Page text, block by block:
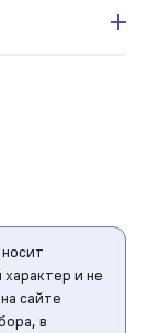
и не
сайте
в